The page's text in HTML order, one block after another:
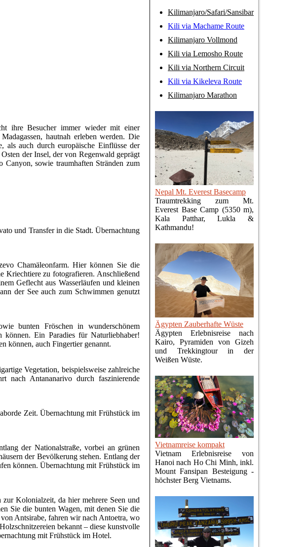
ihre Besucher immer wieder mit einer
hautnah erleben werden. Die
als auch durch europäische Einflüsse der
der Insel, der von Regenwald geprägt
Canyon, sowie traumhaften Stränden zum
und Transfer in die Stadt. Übernachtung
Chamäleonfarm. Hier können Sie die
Kriechtiere zu fotografieren. Anschließend
Geflecht aus Wasserläufen und kleinen
der See auch zum Schwimmen genutzt
bunten Fröschen in wunderschönem
können. Ein Paradies für Naturliebhaber!
können, auch Fingertier genannt.
Vegetation, beispielsweise zahlreiche
nach Antananarivo durch faszinierende
Zeit. Übernachtung mit Frühstück im
der Nationalstraße, vorbei an grünen
der Bevölkerung stehen. Entlang der
können. Übernachtung mit Frühstück im
zur Kolonialzeit, da hier mehrere Seen und
Sie die bunten Wagen, mit denen Sie die
Antsirabe, fahren wir nach Antoetra, wo
bekannt – diese kunstvolle
mit Frühstück im Hotel.
Kilimanjaro/Safari/Sansibar
Kili via Machame Route
Kilimanjaro Vollmond
Kili via Lemosho Route
Kili via Northern Circuit
Kili via Kikeleva Route
Kilimanjaro Marathon
Nepal Mt. Everest Basecamp
Traumtrekking zum Mt.
Everest Base Camp (5350 m),
Kala Patthar, Lukla &
Kathmandu!
Ägypten Zauberhafte Wüste
Ägypten Erlebnisreise nach
Kairo, Pyramiden von Gizeh
und Trekkingtour in der
Weißen Wüste.
Vietnamreise kompakt
Vietnam Erlebnisreise von
Hanoi nach Ho Chi Minh, inkl.
Mount Fansipan Besteigung -
höchster Berg Vietnams.